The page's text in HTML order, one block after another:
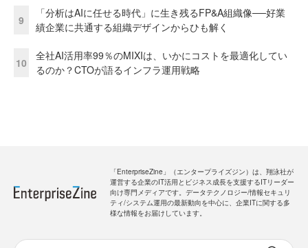
9
「分析はAIに任せる時代」に生き残るFP&A組織像──好業
績企業に共通する組織デザインからひも解く
10
全社AI活用率99％のMIXIは、いかにコストを最適化してい
るのか？CTOが語るインフラ運用戦略
「EnterpriseZine」（エンタープライズジン）は、翔泳社が
運営する企業のIT活用とビジネス成長を支援するITリーダー
向け専門メディアです。データテクノロジー/情報セキュリ
ティ/システム運用の最新動向を中心に、企業ITに関する多
様な情報をお届けしています。